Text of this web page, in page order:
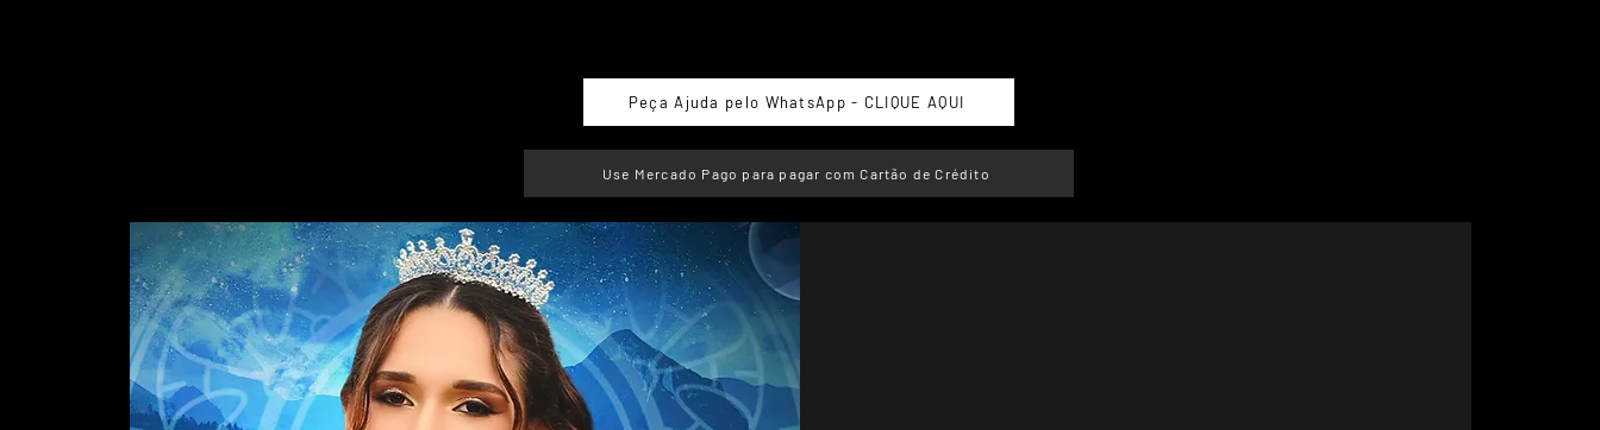
Peça Ajuda pelo WhatsApp - CLIQUE AQUI
Use Mercado Pago para pagar com Cartão de Crédito